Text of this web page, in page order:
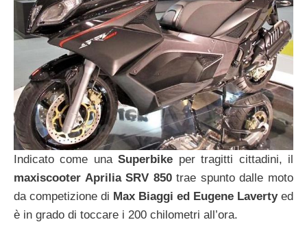
Indicato come unaSuperbike per tragitti cittadini, il
maxiscooter Aprilia SRV 850trae spunto dalle moto
da competizione di Max Biaggi ed Eugene Lavertyed
è in grado di toccare i 200 chilometri all’ora.